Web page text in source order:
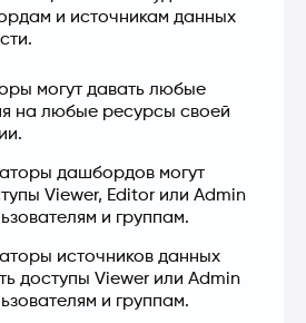
и источникам данных
могут давать любые
на любые ресурсы своей
дашбордов могут
Viewer, Editor или Admin
и группам.
источников данных
доступы Viewer или Admin
и группам.